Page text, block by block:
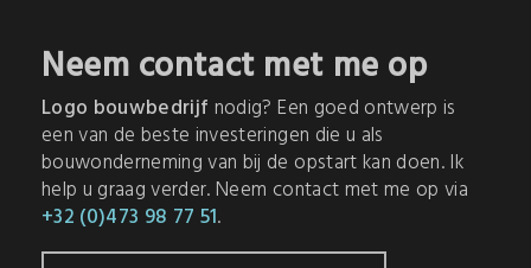
Neem contact met me op
Logo bouwbedrijf nodig? Een goed ontwerp is
een van de beste investeringen die u als
bouwonderneming van bij de opstart kan doen. Ik
help u graag verder. Neem contact met me op via
+32 (0)473 98 77 51.